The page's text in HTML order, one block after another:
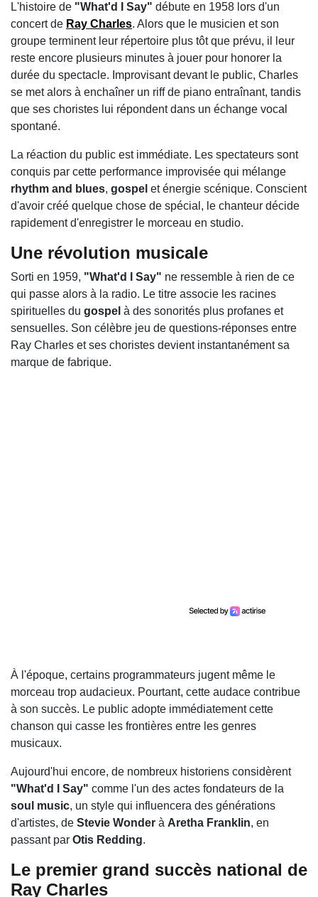
L'histoire de "What'd I Say" débute en 1958 lors d'un
concert de Ray Charles. Alors que le musicien et son
groupe terminent leur répertoire plus tôt que prévu, il leur
reste encore plusieurs minutes à jouer pour honorer la
durée du spectacle. Improvisant devant le public, Charles
se met alors à enchaîner un riff de piano entraînant, tandis
que ses choristes lui répondent dans un échange vocal
spontané.
La réaction du public est immédiate. Les spectateurs sont
conquis par cette performance improvisée qui mélange
rhythm and blues, gospel et énergie scénique. Conscient
d'avoir créé quelque chose de spécial, le chanteur décide
rapidement d'enregistrer le morceau en studio.
Une révolution musicale
Sorti en 1959, "What'd I Say" ne ressemble à rien de ce
qui passe alors à la radio. Le titre associe les racines
spirituelles du gospel à des sonorités plus profanes et
sensuelles. Son célèbre jeu de questions-réponses entre
Ray Charles et ses choristes devient instantanément sa
marque de fabrique.
À l'époque, certains programmateurs jugent même le
morceau trop audacieux. Pourtant, cette audace contribue
à son succès. Le public adopte immédiatement cette
chanson qui casse les frontières entre les genres
musicaux.
Aujourd'hui encore, de nombreux historiens considèrent
"What'd I Say" comme l'un des actes fondateurs de la
soul music, un style qui influencera des générations
d'artistes, de Stevie Wonder à Aretha Franklin, en
passant par Otis Redding.
Le premier grand succès national de
Ray Charles